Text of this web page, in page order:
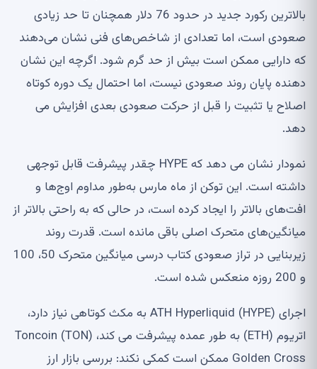
بالاترین رکورد جدید در حدود 76 دلار همچنان تا حد زیادی
صعودی است، اما تعدادی از شاخص‌های فنی نشان می‌دهند
که دارایی ممکن است بیش از حد گرم شود. اگرچه این نشان
دهنده پایان روند صعودی نیست، اما احتمال یک دوره کوتاه
اصلاح یا تثبیت را قبل از حرکت صعودی بعدی افزایش می
دهد.
نمودار نشان می دهد که HYPE چقدر پیشرفت قابل توجهی
داشته است. این توکن از ماه مارس به‌طور مداوم اوج‌ها و
افت‌های بالاتر را ایجاد کرده است، در حالی که به راحتی بالاتر از
میانگین‌های متحرک اصلی باقی مانده است. قدرت روند
زیربنایی در تراز صعودی کتاب درسی میانگین متحرک 50، 100
و 200 روزه منعکس شده است.
اجرای ATH Hyperliquid (HYPE) به مکث کوتاهی نیاز دارد،
اتریوم (ETH) به طور عمده پیشرفت می کند، Toncoin (TON)
Golden Cross ممکن است کمکی نکند: بررسی بازار ارز